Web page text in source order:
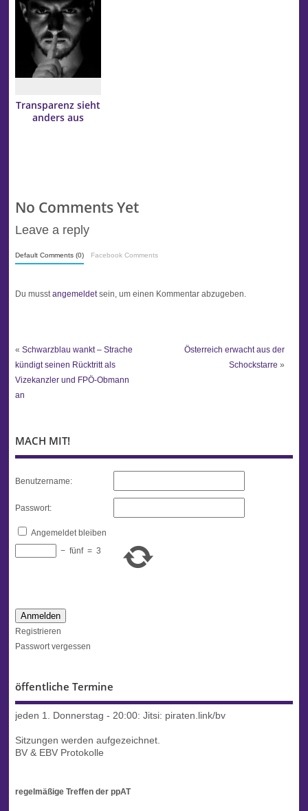
Transparenz sieht
anders aus
No Comments Yet
Leave a reply
Default Comments (0) Facebook Comments
Du musstangemeldetsein, um einen Kommentar abzugeben.
« Schwarzblau wankt – Strache
kündigt seinen Rücktritt als
Vizekanzler und FPÖ-Obmann
an
Österreich erwacht aus der
Schockstarre »
MACH MIT!
Benutzername:
Passwort:
Angemeldet bleiben
− fünf = 3
Anmelden
Registrieren
Passwort vergessen
öffentliche Termine
jeden 1. Donnerstag - 20:00: Jitsi: piraten.link/bv
Sitzungen werden aufgezeichnet.
BV & EBV Protokolle
regelmäßige Treffen der ppAT